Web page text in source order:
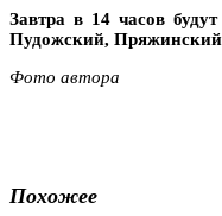
Завтра в 14 часов
Пудожский,
Фото автора
Похожее